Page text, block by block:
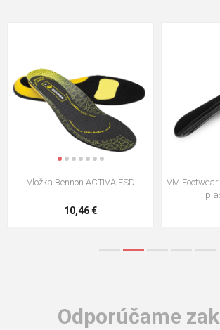
VM Footwear 3009 Vkladacia
5,21 €
VM
Odporúčame